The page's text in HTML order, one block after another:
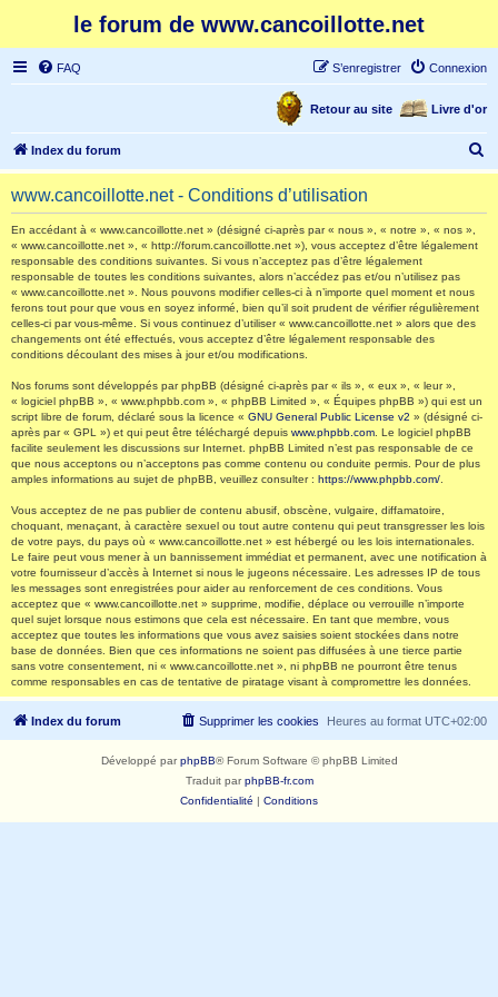
le forum de www.cancoillotte.net
FAQ Connexion
S’enregistrer
Livre d'or
Retour au site
Index du forum
e
www.cancoillotte.net - Conditions d’utilisation
En accédant à « www.cancoillotte.net » (désigné ci-après par « nous », « notre », « nos »,
« www.cancoillotte.net », « http://forum.cancoillotte.net »), vous acceptez d’être légalement
responsable des conditions suivantes. Si vous n’acceptez pas d’être légalement
responsable de toutes les conditions suivantes, alors n’accédez pas et/ou n’utilisez pas
« www.cancoillotte.net ». Nous pouvons modifier celles-ci à n’importe quel moment et nous
ferons tout pour que vous en soyez informé, bien qu’il soit prudent de vérifier régulièrement
celles-ci par vous-même. Si vous continuez d’utiliser « www.cancoillotte.net » alors que des
changements ont été effectués, vous acceptez d’être légalement responsable des
conditions découlant des mises à jour et/ou modifications.
Nos forums sont développés par phpBB (désigné ci-après par « ils », « eux », « leur »,
« logiciel phpBB », « www.phpbb.com », « phpBB Limited », « Équipes phpBB ») qui est un
script libre de forum, déclaré sous la licence « GNU General Public License v2 » (désigné ci-
après par « GPL ») et qui peut être téléchargé depuis www.phpbb.com . Le logiciel phpBB
facilite seulement les discussions sur Internet. phpBB Limited n’est pas responsable de ce
que nous acceptons ou n’acceptons pas comme contenu ou conduite permis. Pour de plus
amples informations au sujet de phpBB, veuillez consulter : https://www.phpbb.com/
Vous acceptez de ne pas publier de contenu abusif, obscène, vulgaire, diffamatoire,
choquant, menaçant, à caractère sexuel ou tout autre contenu qui peut transgresser les lois
de votre pays, du pays où « www.cancoillotte.net » est hébergé ou les lois internationales.
Le faire peut vous mener à un bannissement immédiat et permanent, avec une notification à
votre fournisseur d’accès à Internet si nous le jugeons nécessaire. Les adresses IP de tous
les messages sont enregistrées pour aider au renforcement de ces conditions. Vous
acceptez que « www.cancoillotte.net » supprime, modifie, déplace ou verrouille n’importe
quel sujet lorsque nous estimons que cela est nécessaire. En tant que membre, vous
acceptez que toutes les informations que vous avez saisies soient stockées dans notre
base de données. Bien que ces informations ne soient pas diffusées à une tierce partie
sans votre consentement, ni « www.cancoillotte.net », ni phpBB ne pourront être tenus
comme responsables en cas de tentative de piratage visant à compromettre les données.
Index du forum Heures au format UTC+02:00
Supprimer les cookies
Développé parphpBB® Forum Software © phpBB Limited
Traduit parphpBB-fr.com
Confidentialité | Conditions